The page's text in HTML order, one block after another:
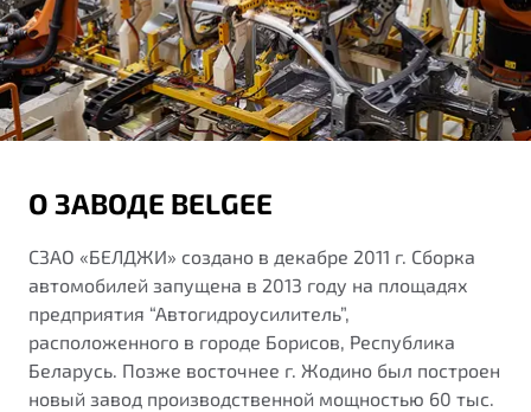
О ЗАВОДЕ BELGEE
СЗАО «БЕЛДЖИ» создано в декабре 2011 г. Сборка
автомобилей запущена в 2013 году на площадях
предприятия “Автогидроусилитель”,
расположенного в городе Борисов, Республика
Беларусь. Позже восточнее г. Жодино был построен
новый завод производственной мощностью 60 тыс.